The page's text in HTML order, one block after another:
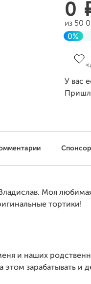
0
из 50
0%
У вас
Моя
тортики!
и наших
зарабатывать и